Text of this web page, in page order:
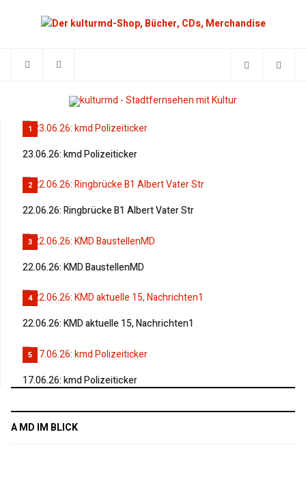
1
23.06.26: kmd Polizeiticker
2
22.06.26: Ringbrücke B1 Albert Vater Str
3
22.06.26: KMD BaustellenMD
4
22.06.26: KMD aktuelle 15, Nachrichten1
5
17.06.26: kmd Polizeiticker
A MD IM BLICK